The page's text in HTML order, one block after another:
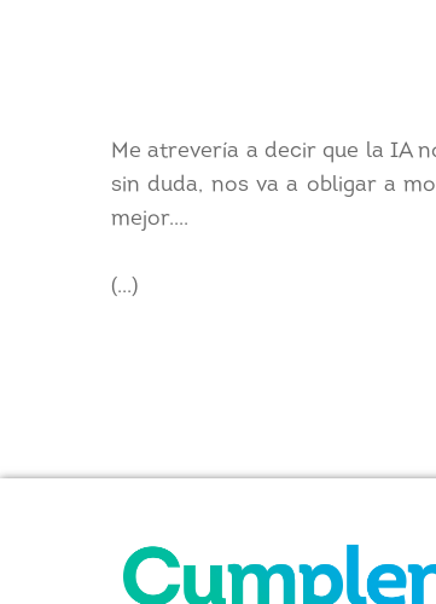
Me atrevería a decir que la IA
sin duda, nos va a obligar a
mejor....
(...)